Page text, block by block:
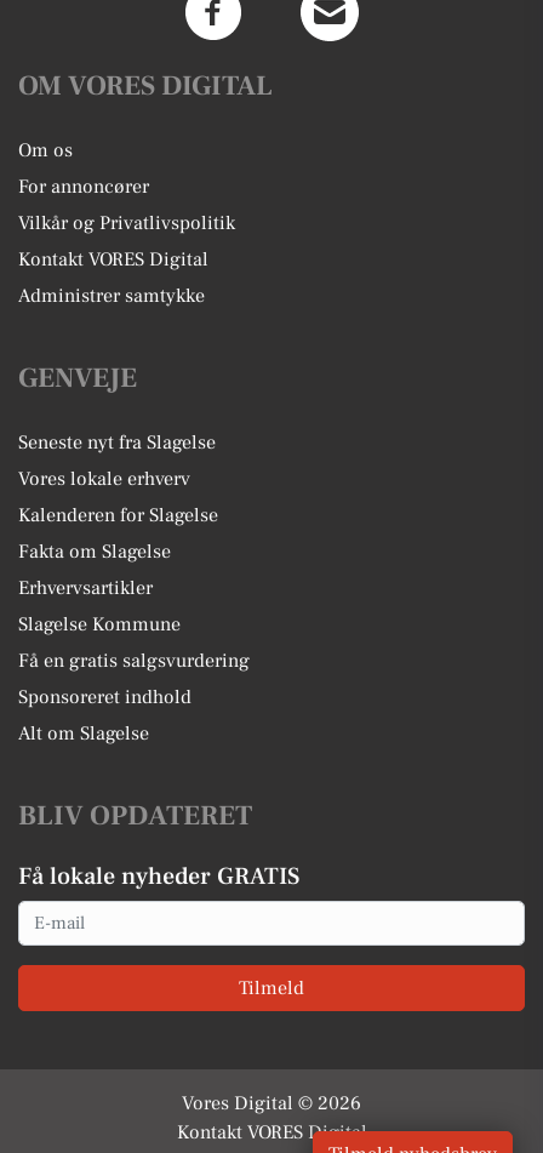
OM VORES DIGITAL
Om os
For annoncører
Vilkår og Privatlivspolitik
Kontakt VORES Digital
Administrer samtykke
GENVEJE
Seneste nyt fra Slagelse
Vores lokale erhverv
Kalenderen for Slagelse
Fakta om Slagelse
Erhvervsartikler
Slagelse Kommune
Få en gratis salgsvurdering
Sponsoreret indhold
Alt om Slagelse
BLIV OPDATERET
Få lokale nyheder GRATIS
Email
Tilmeld
Vores Digital © 2026
Kontakt VORES Digital